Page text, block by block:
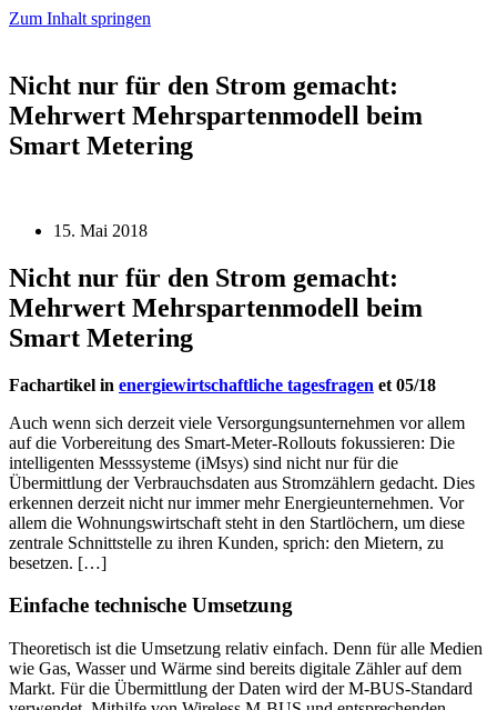
Zum Inhalt springen
Nicht nur für den Strom gemacht:
Mehrwert Mehrspartenmodell beim
Smart Metering
15. Mai 2018
Nicht nur für den Strom gemacht:
Mehrwert Mehrspartenmodell beim
Smart Metering
Fachartikel in energiewirtschaftliche tagesfragen et 05/18
Auch wenn sich derzeit viele Versorgungsunternehmen vor allem
auf die Vorbereitung des Smart-Meter-Rollouts fokussieren: Die
intelligenten Messsysteme (iMsys) sind nicht nur für die
Übermittlung der Verbrauchsdaten aus Stromzählern gedacht. Dies
erkennen derzeit nicht nur immer mehr Energieunternehmen. Vor
allem die Wohnungswirtschaft steht in den Startlöchern, um diese
zentrale Schnittstelle zu ihren Kunden, sprich: den Mietern, zu
besetzen. […]
Einfache technische Umsetzung
Theoretisch ist die Umsetzung relativ einfach. Denn für alle Medien
wie Gas, Wasser und Wärme sind bereits digitale Zähler auf dem
Markt. Für die Übermittlung der Daten wird der M-BUS-Standard